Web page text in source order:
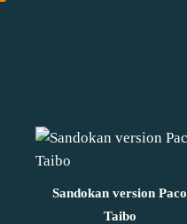
Sandokan version Paco
Taibo